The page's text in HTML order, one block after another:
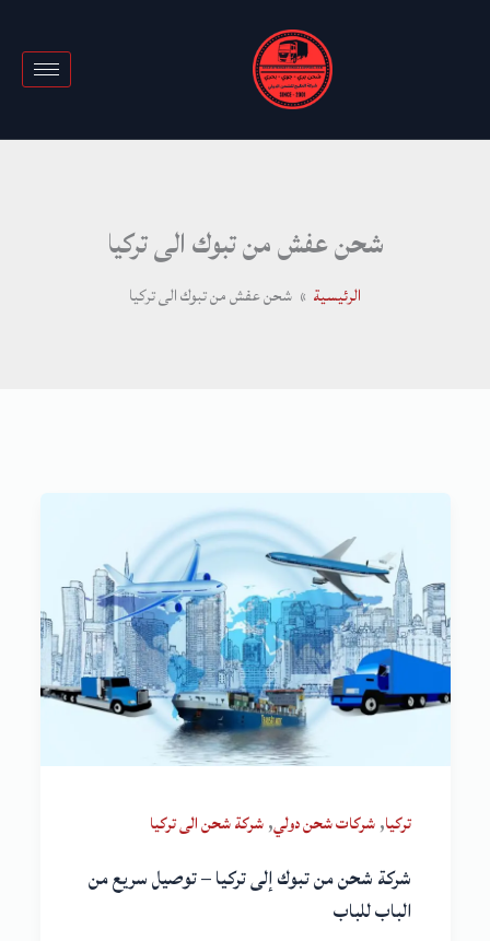
شحن عفش من تبوك الى تركيا
الرئيسية شحن عفش من تبوك الى تركيا
تركيا,شركات شحن دولي,شركة شحن الى تركيا
شركة شحن من تبوك إلى تركيا – توصيل سريع من
الباب للباب